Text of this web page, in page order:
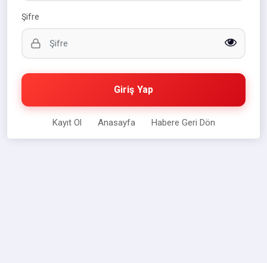
Şifre
Giriş Yap
Kayıt Ol Anasayfa Habere Geri Dön